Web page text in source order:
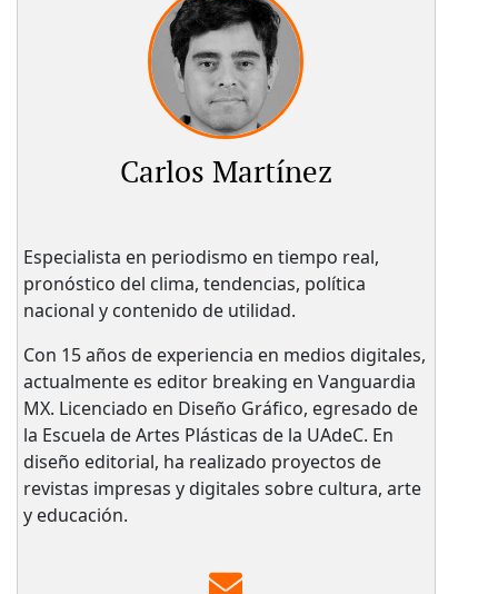
Carlos Martínez
Especialista en periodismo en tiempo real,
pronóstico del clima, tendencias, política
nacional y contenido de utilidad.
Con 15 años de experiencia en medios digitales,
actualmente es editor breaking en Vanguardia
MX. Licenciado en Diseño Gráfico, egresado de
la Escuela de Artes Plásticas de la UAdeC. En
diseño editorial, ha realizado proyectos de
revistas impresas y digitales sobre cultura, arte
y educación.